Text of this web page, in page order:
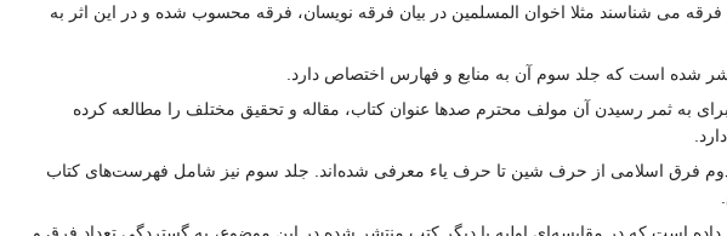
می شناسند مثلا اخوان المسلمین در بیان فرقه نویسان، فرقه محسوب شده و در این اثر به
شده است که جلد سوم آن به منابع و فهارس اختصاص دارد.
به ثمر رسیدن آن مولف محترم صدها عنوان کتاب، مقاله و تحقیق مختلف را مطالعه کرده
فرق اسلامی از حرف شین تا حرف یاء معرفی شده‌اند. جلد سوم نیز شامل فهرست‌های کتاب
رسید، در مجموع 2519 فرقه را مورد بررسی قرار داده است که در مقایسه‌ای اولیه با دیگر کتب منتشر شده در این موضوع، به گستردگی تعداد فرق و